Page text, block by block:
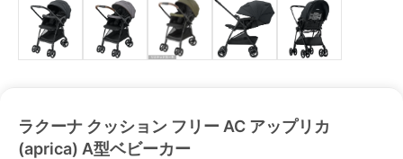
ラクーナ クッション フリー AC アップリカ
(aprica) A型ベビーカー